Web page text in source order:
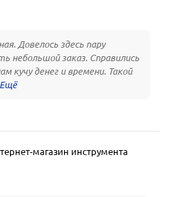
Довелось здесь пару
небольшой заказ. Справились
кучу денег и времени. Такой
магазин инструмента